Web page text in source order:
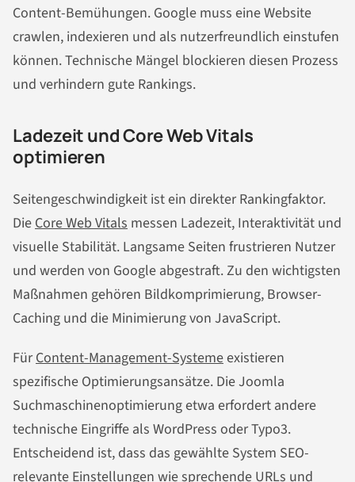
Content-Bemühungen. Google muss eine Website
crawlen, indexieren und als nutzerfreundlich einstufen
können. Technische Mängel blockieren diesen Prozess
und verhindern gute Rankings.
Ladezeit und Core Web Vitals
optimieren
Seitengeschwindigkeit ist ein direkter Rankingfaktor.
DieCore Web Vitals messen Ladezeit, Interaktivität und
visuelle Stabilität. Langsame Seiten frustrieren Nutzer
und werden von Google abgestraft. Zu den wichtigsten
Maßnahmen gehören Bildkomprimierung, Browser-
Caching und die Minimierung von JavaScript.
FürContent-Management-Systemeexistieren
spezifische Optimierungsansätze. Die Joomla
Suchmaschinenoptimierung etwa erfordert andere
technische Eingriffe als WordPress oder Typo3.
Entscheidend ist, dass das gewählte System SEO-
relevante Einstellungen wie sprechende URLs und